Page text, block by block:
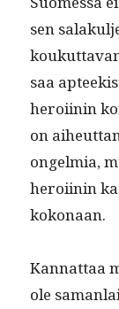
sen
saa
hero­i­inin
on
ongelmia,
hero­i­inin
kokonaan.
Kan­nat­taa
ole